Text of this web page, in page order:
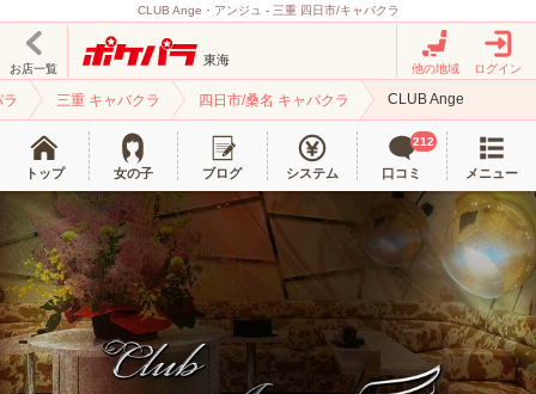
CLUB Ange・アンジュ - 三重 四日市/キャバクラ
お店一覧
東海
他の地域 ログイン
三重 キャバクラ 四日市/桑名 キャバクラ CLUB Ange
トップ 女の子 ブログ システム 口コミ
212
メニュー